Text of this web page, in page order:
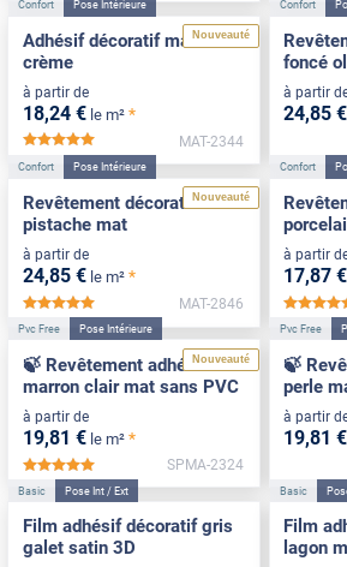
Nouveauté
Confort Pose Intérieure
Adhésif décoratif mat blanc
crème
à partir de
18,24 € le m² *
*****
MAT-2344
Confort
foncé
à partir
24,85 €
Nouveauté
Confort Pose Intérieure
Revêtement décoratif vert
pistache mat
à partir de
24,85 € le m² *
*****
MAT-2846
Confort
à partir
17,87 €
Nouveauté
Pvc Free Pose Intérieure
🍃 Revêtement adhésif
marron clair mat sans PVC
à partir de
19,81 € le m² *
*****
SPMA-2324
Pvc Free
🍃
perle
à partir
19,81 €
Basic Pose Int / Ext
Film adhésif décoratif gris
galet satin 3D
Basic
Film
lagon